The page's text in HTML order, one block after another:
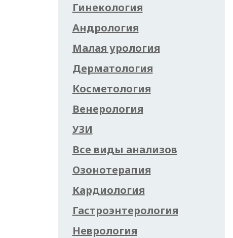
Гинекология
Андрология
Малая урология
Дерматология
Косметология
Венерология
УЗИ
Все виды анализов
Озонотерапия
Кардиология
Гастроэнтерология
Неврология